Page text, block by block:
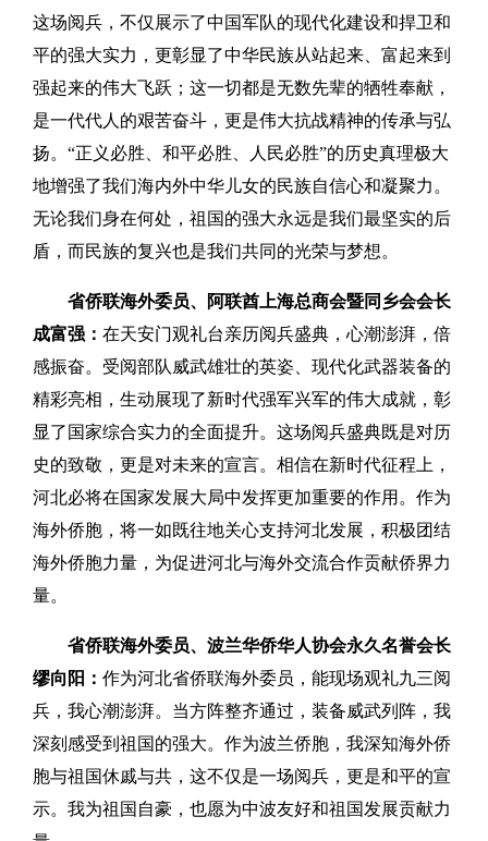
这场阅兵，不仅展示了中国军队的现代化建设和捍卫和
平的强大实力，更彰显了中华民族从站起来、富起来到
强起来的伟大飞跃；这一切都是无数先辈的牺牲奉献，
是一代代人的艰苦奋斗，更是伟大抗战精神的传承与弘
扬。“正义必胜、和平必胜、人民必胜”的历史真理极大
地增强了我们海内外中华儿女的民族自信心和凝聚力。
无论我们身在何处，祖国的强大永远是我们最坚实的后
盾，而民族的复兴也是我们共同的光荣与梦想。
省侨联海外委员、阿联酋上海总商会暨同乡会会长
成富强： 在天安门观礼台亲历阅兵盛典，心潮澎湃，倍
感振奋。受阅部队威武雄壮的英姿、现代化武器装备的
精彩亮相，生动展现了新时代强军兴军的伟大成就，彰
显了国家综合实力的全面提升。这场阅兵盛典既是对历
史的致敬，更是对未来的宣言。相信在新时代征程上，
河北必将在国家发展大局中发挥更加重要的作用。作为
海外侨胞，将一如既往地关心支持河北发展，积极团结
海外侨胞力量，为促进河北与海外交流合作贡献侨界力
量。
省侨联海外委员、波兰华侨华人协会永久名誉会长
缪向阳： 作为河北省侨联海外委员，能现场观礼九三阅
兵，我心潮澎湃。当方阵整齐通过，装备威武列阵，我
深刻感受到祖国的强大。作为波兰侨胞，我深知海外侨
胞与祖国休戚与共，这不仅是一场阅兵，更是和平的宣
示。我为祖国自豪，也愿为中波友好和祖国发展贡献力